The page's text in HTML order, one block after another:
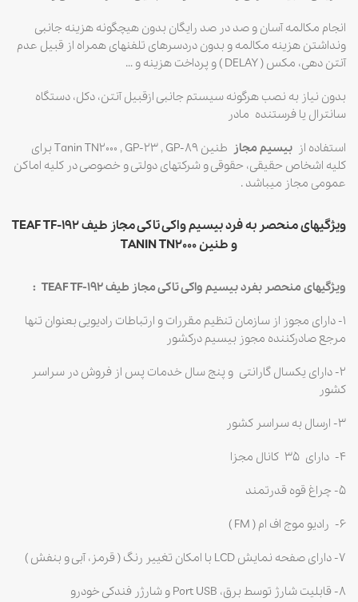
انجام مکالمه آسان و صد در صد رایگان بدون هیچگونه هزینه جانبی
ونداشتن هزینه مکالمه و بدون دردسرهای تلفنهای همراه از قبیل عدم
آنتن دهی، مکس ( DELAY ) و پرداخت هزینه و …
بدون نیاز به نصب هرگونه سیستم جانبی ازقبیل آنتن، دکل، دستگاه
سانترال یا فرستنده مادر
استفاده از بیسیم مجاز
طنین Tanin TN2000 , GP-23 , GP-89 برای
کلیه اشخاص حقیقی، حقوقی و شرکتهای دولتی و خصوصی در کلیه اماکن
عمومی مجاز میباشد .
ویژگیهای منحصر به فرد بیسیم واکی تاکی مجاز طیف TEAF TF-192
و طنین TANIN TN2000
ویژگیهای منحصر بفرد بیسیم واکی تاکی مجاز طیف TEAF TF-192 :
۱- دارای مجوز از سازمان تنظیم مقررات و ارتباطات رادیویی بعنوان تنها
مرجع صادرکننده مجوز بیسیم درکشور
۲- دارای یکسال گارانتی و پنج سال خدمات پس از فروش در سراسر
کشور
۳- ارسال به سراسر کشور
۴- دارای ۳۵ کانال مجزا
۵- چراغ قوه قدرتمند
۶- رادیو موج اف ام ( FM )
۷- دارای صفحه نمایش LCD با امکان تغییر رنگ ( قرمز، آبی و بنفش )
۸- قابلیت شارژ توسط برق، Port USB و شارژر فندکی خودرو